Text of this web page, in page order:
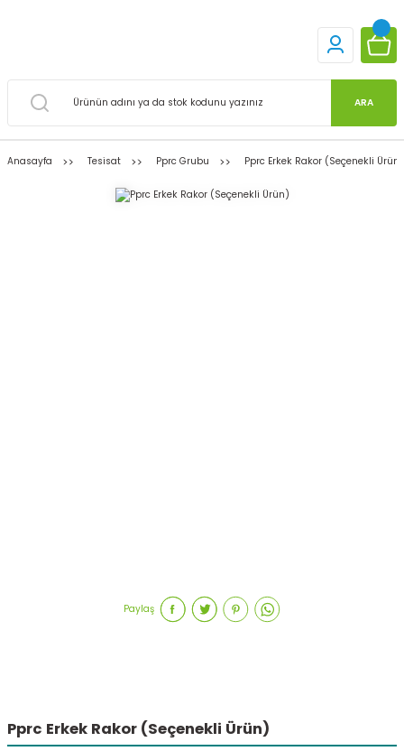
ARA
Anasayfa Tesisat Pprc Grubu Pprc Erkek Rakor (Seçenekli Ürün)
Paylaş
Pprc Erkek Rakor (Seçenekli Ürün)